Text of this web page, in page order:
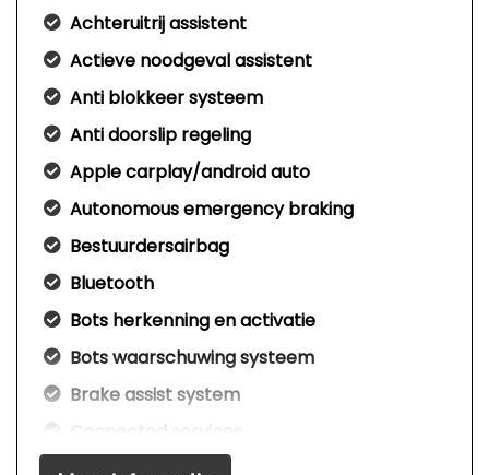
Achteruitrij assistent
Actieve noodgeval assistent
Anti blokkeer systeem
Anti doorslip regeling
Apple carplay/android auto
Autonomous emergency braking
Bestuurdersairbag
Bluetooth
Bots herkenning en activatie
Bots waarschuwing systeem
Brake assist system
Connected services
Cruise control adaptief met stop&go en